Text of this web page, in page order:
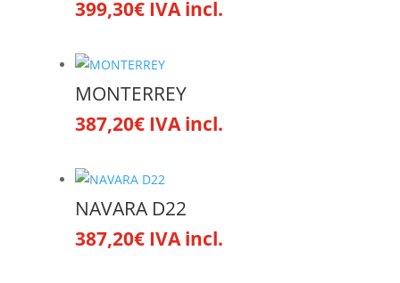
399,30€ IVA incl.
MONTERREY
387,20€ IVA incl.
NAVARA D22
387,20€ IVA incl.